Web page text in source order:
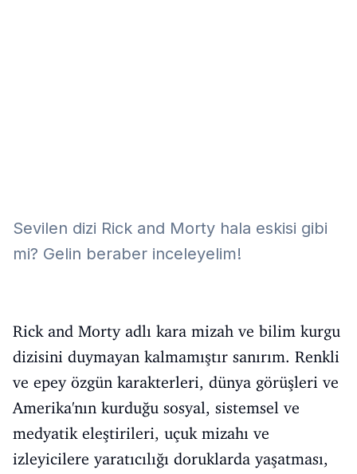
Sevilen dizi Rick and Morty hala eskisi gibi
mi? Gelin beraber inceleyelim!
Rick and Morty adlı kara mizah ve bilim kurgu
dizisini duymayan kalmamıştır sanırım. Renkli
ve epey özgün karakterleri, dünya görüşleri ve
Amerika'nın kurduğu sosyal, sistemsel ve
medyatik eleştirileri, uçuk mizahı ve
izleyicilere yaratıcılığı doruklarda yaşatması,